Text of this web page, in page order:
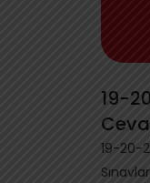
19-
19-20-